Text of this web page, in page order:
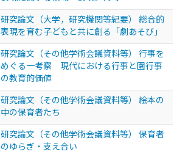
研究論文（大学，研究機関等紀要） 総合的
表現を育む子どもと共に創る「劇あそび」
研究論文（その他学術会議資料等） 行事を
めぐる一考察 現代における行事と園行事
の教育的価値
研究論文（その他学術会議資料等） 絵本の
中の保育者たち
研究論文（その他学術会議資料等） 保育者
のゆらぎ・支え合い